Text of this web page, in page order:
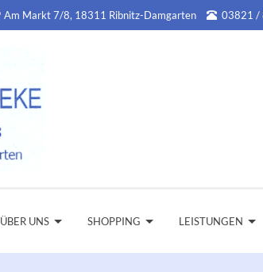
Am Markt 7/8, 18311 Ribnitz-Damgarten 03821 /
ÜBER UNS SHOPPING LEISTUNGEN